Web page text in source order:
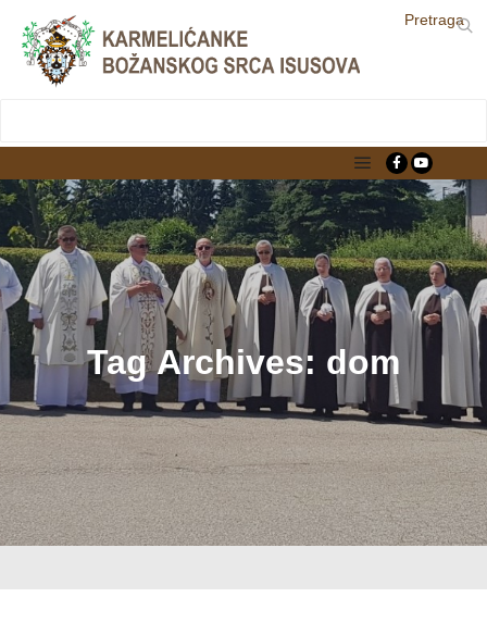
LjekarnaCroatia.com
Pretraga
Main menu
Tag Archives: dom